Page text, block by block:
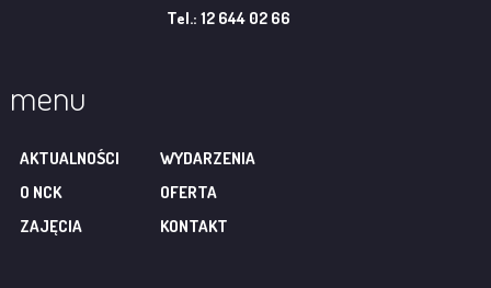
Tel.: 12 644 02 66
menu
AKTUALNOŚCI
WYDARZENIA
O NCK
OFERTA
ZAJĘCIA
KONTAKT